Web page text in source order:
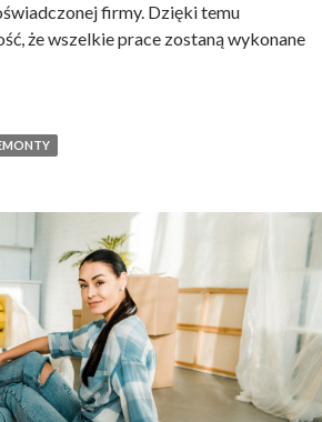
firmy. Dzięki temu
że wszelkie prace zostaną wykonane